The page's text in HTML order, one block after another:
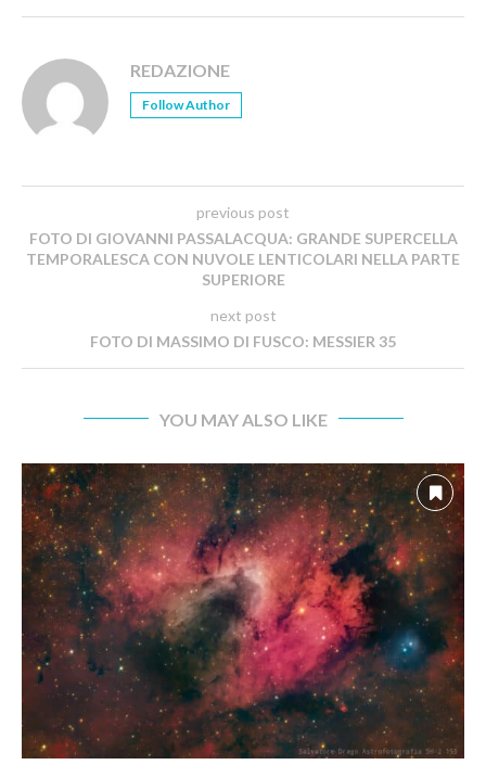
REDAZIONE
Follow Author
previous post
FOTO DI GIOVANNI PASSALACQUA: GRANDE SUPERCELLA
TEMPORALESCA CON NUVOLE LENTICOLARI NELLA PARTE
SUPERIORE
next post
FOTO DI MASSIMO DI FUSCO: MESSIER 35
YOU MAY ALSO LIKE